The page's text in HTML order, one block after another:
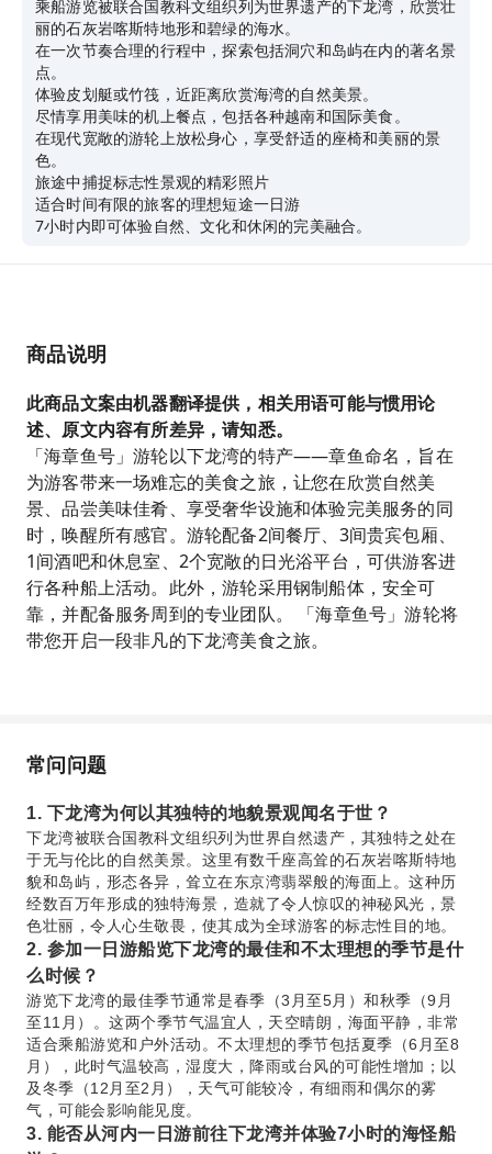
乘船游览被联合国教科文组织列为世界遗产的下龙湾，欣赏壮
丽的石灰岩喀斯特地形和碧绿的海水。
在一次节奏合理的行程中，探索包括洞穴和岛屿在内的著名景
点。
体验皮划艇或竹筏，近距离欣赏海湾的自然美景。
尽情享用美味的机上餐点，包括各种越南和国际美食。
在现代宽敞的游轮上放松身心，享受舒适的座椅和美丽的景
色。
旅途中捕捉标志性景观的精彩照片
适合时间有限的旅客的理想短途一日游
7小时内即可体验自然、文化和休闲的完美融合。
商品说明
此商品文案由机器翻译提供，相关用语可能与惯用论
述、原文内容有所差异，请知悉。
「海章鱼号」游轮以下龙湾的特产——章鱼命名，旨在
为游客带来一场难忘的美食之旅，让您在欣赏自然美
景、品尝美味佳肴、享受奢华设施和体验完美服务的同
时，唤醒所有感官。游轮配备2间餐厅、3间贵宾包厢、
1间酒吧和休息室、2个宽敞的日光浴平台，可供游客进
行各种船上活动。此外，游轮采用钢制船体，安全可
靠，并配备服务周到的专业团队。 「海章鱼号」游轮将
带您开启一段非凡的下龙湾美食之旅。
常问问题
1. 下龙湾为何以其独特的地貌景观闻名于世？
下龙湾被联合国教科文组织列为世界自然遗产，其独特之处在
于无与伦比的自然美景。这里有数千座高耸的石灰岩喀斯特地
貌和岛屿，形态各异，耸立在东京湾翡翠般的海面上。这种历
经数百万年形成的独特海景，造就了令人惊叹的神秘风光，景
色壮丽，令人心生敬畏，使其成为全球游客的标志性目的地。
2. 参加一日游船览下龙湾的最佳和不太理想的季节是什
么时候？
游览下龙湾的最佳季节通常是春季（3月至5月）和秋季（9月
至11月）。这两个季节气温宜人，天空晴朗，海面平静，非常
适合乘船游览和户外活动。不太理想的季节包括夏季（6月至8
月），此时气温较高，湿度大，降雨或台风的可能性增加；以
及冬季（12月至2月），天气可能较冷，有细雨和偶尔的雾
气，可能会影响能见度。
3. 能否从河内一日游前往下龙湾并体验7小时的海怪船